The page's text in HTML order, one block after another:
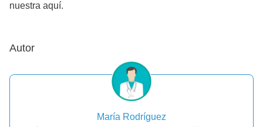
nuestra aquí.
Autor
María Rodríguez